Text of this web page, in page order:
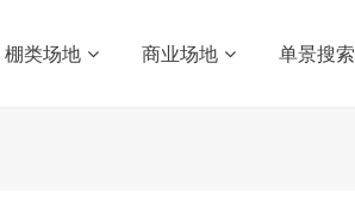
棚类场地 商业场地 单景搜索